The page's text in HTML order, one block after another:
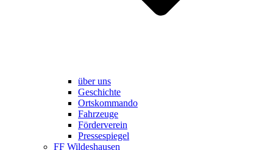
über uns
Geschichte
Ortskommando
Fahrzeuge
Förderverein
Pressespiegel
FF Wildeshausen